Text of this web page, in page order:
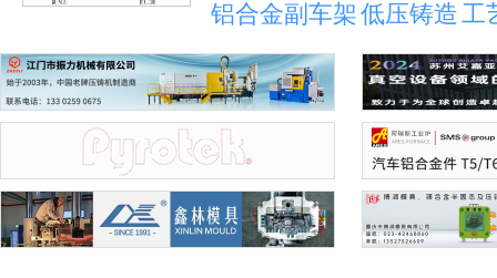
铝合金副车架低压铸造工